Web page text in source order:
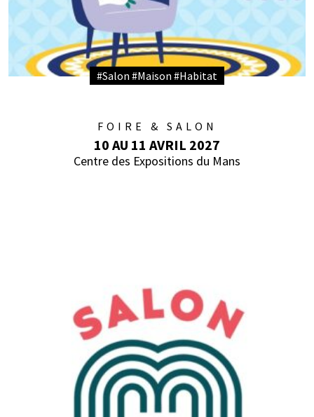
#Salon #Maison #Habitat
FOIRE & SALON
10 AU 11 AVRIL 2027
Centre des Expositions du Mans